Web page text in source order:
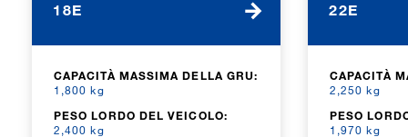
18E
CAPACITÀ MASSIMA DELLA GRU:
1,800 kg
PESO LORDO DEL VEICOLO:
2,400 kg
22E
CAPACITÀ
2,250 kg
PESO
1,970 kg